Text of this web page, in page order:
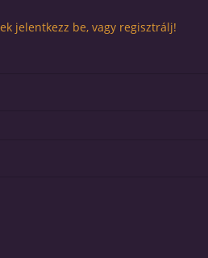
jelentkezz be, vagy regisztrálj!